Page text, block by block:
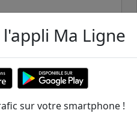
Ma Ligne
sur votre smartphone !